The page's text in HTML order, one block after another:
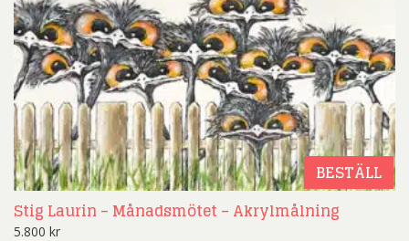
BESTÄLL
Stig Laurin – Månadsmötet – Akrylmålning
5.800 kr